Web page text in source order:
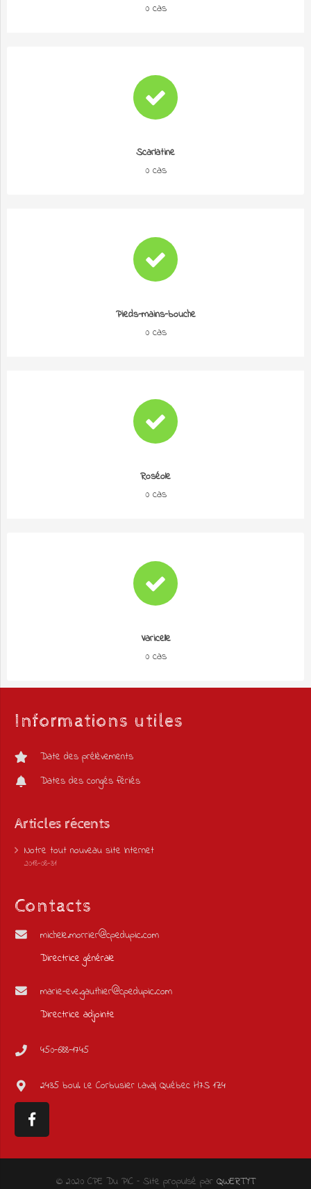
0 cas
Scarlatine
0 cas
Pieds-mains-bouche
0 cas
Roséole
0 cas
Varicelle
0 cas
Informations utiles
Date des prélèvements
Dates des congés fériés
Articles récents
Notre tout nouveau site Internet
2018-08-31
Contacts
michele.morrier@cpedupic.com
Directrice générale
marie-eve.gauthier@cpedupic.com
Directrice adjointe
450-688-1745
2435 boul. Le Corbusier Laval, Québec H7S 1Z4
© 2020 CPE Du PIC – Site propulsé par QWERTYT